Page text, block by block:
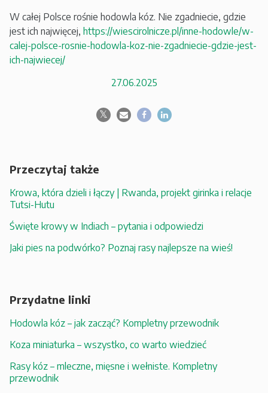
W całej Polsce rośnie hodowla kóz. Nie zgadniecie, gdzie
jest ich najwięcej, https://wiescirolnicze.pl/inne-hodowle/w-
calej-polsce-rosnie-hodowla-koz-nie-zgadniecie-gdzie-jest-
ich-najwiecej/
27.06.2025
Przeczytaj także
Krowa, która dzieli i łączy | Rwanda, projekt girinka i relacje
Tutsi-Hutu
Święte krowy w Indiach – pytania i odpowiedzi
Jaki pies na podwórko? Poznaj rasy najlepsze na wieś!
Przydatne linki
Hodowla kóz – jak zacząć? Kompletny przewodnik
Koza miniaturka – wszystko, co warto wiedzieć
Rasy kóz – mleczne, mięsne i wełniste. Kompletny
przewodnik